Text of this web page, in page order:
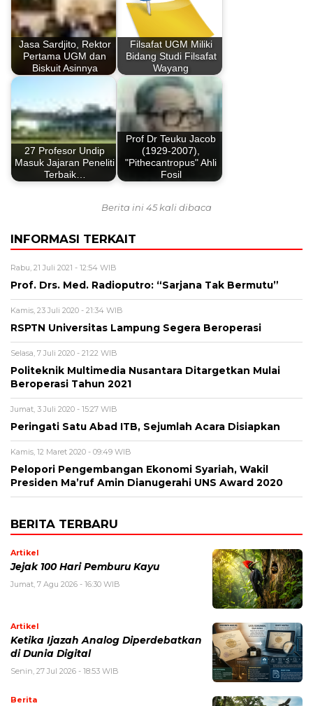
Jasa Sardjito, Rektor
Pertama UGM dan
Biskuit Asinnya
Filsafat UGM Miliki
Bidang Studi Filsafat
Wayang
27 Profesor Undip
Masuk Jajaran Peneliti
Terbaik…
Prof Dr Teuku Jacob
(1929-2007),
"Pithecantropus" Ahli
Fosil
Berita ini 45 kali dibaca
INFORMASI TERKAIT
Rabu, 21 Juli 2021 - 12:54 WIB
Prof. Drs. Med. Radioputro: “Sarjana Tak Bermutu”
Kamis, 23 Juli 2020 - 21:34 WIB
RSPTN Universitas Lampung Segera Beroperasi
Selasa, 7 Juli 2020 - 21:22 WIB
Politeknik Multimedia Nusantara Ditargetkan Mulai
Beroperasi Tahun 2021
Jumat, 3 Juli 2020 - 15:27 WIB
Peringati Satu Abad ITB, Sejumlah Acara Disiapkan
Kamis, 12 Maret 2020 - 09:49 WIB
Pelopori Pengembangan Ekonomi Syariah, Wakil
Presiden Ma’ruf Amin Dianugerahi UNS Award 2020
BERITA TERBARU
Artikel
Jejak 100 Hari Pemburu Kayu
Jumat, 7 Agu 2026 - 16:30 WIB
Artikel
Ketika Ijazah Analog Diperdebatkan
di Dunia Digital
Senin, 27 Jul 2026 - 18:53 WIB
Berita